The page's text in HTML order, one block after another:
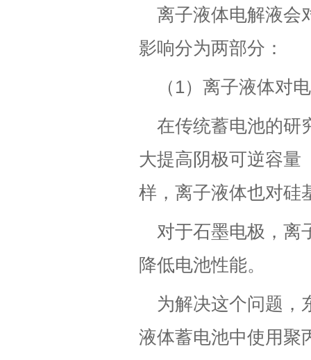
离子液体电解液会
影响分为两部分：
（1）离子液体对
在传统蓄电池的研
大提高阴极可逆容量
样，离子液体也对硅
对于石墨电极，离
降低电池性能。
为解决这个问题，
液体蓄电池中使用聚